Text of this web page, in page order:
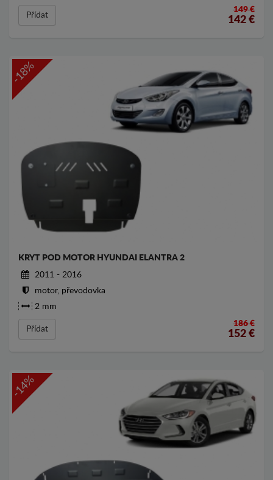
Přídat
149 €
142 €
-18%
KRYT POD MOTOR HYUNDAI ELANTRA 2
2011 - 2016
motor, převodovka
2 mm
Přídat
186 €
152 €
-14%